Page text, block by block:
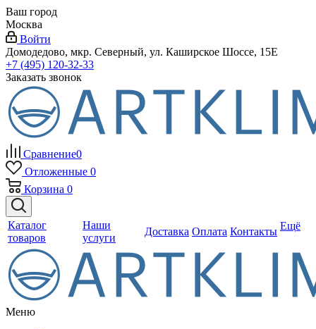
Ваш город
Москва
Войти
Домодедово, мкр. Северный, ул. Каширское Шоссе, 15Е
+7 (495) 120-32-33
Заказать звонок
Сравнение0
Отложенные 0
Корзина 0
Каталог
товаров
Наши
услуги
Доставка Оплата Контакты Ещё
Меню